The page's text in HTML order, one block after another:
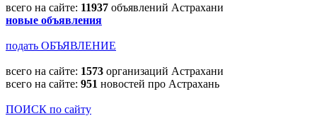
всего на сайте: 11937 объявлений Астрахани
новые объявления
подать ОБЪЯВЛЕНИЕ
всего на сайте: 1573 организаций Астрахани
всего на сайте: 951 новостей про Астрахань
ПОИСК по сайту